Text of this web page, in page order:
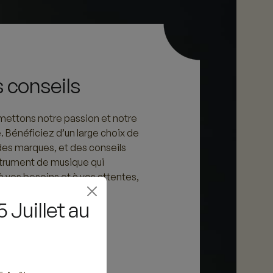
conseils
notre passion et notre
d’un large choix de
marques, et des conseils
de musique qui
besoins et à vos attentes,
ou concertiste
Juillet au